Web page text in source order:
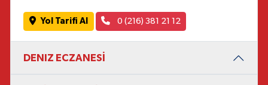
Yol Tarifi Al 0 (216) 381 21 12
DENIZ ECZANESİ